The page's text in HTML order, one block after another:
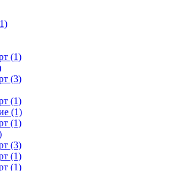
(1)
(3)
(1)
(1)
(1)
(3)
(1)
(1)